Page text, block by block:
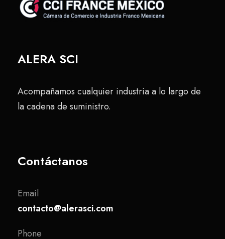
ALERA SCI
Acompañamos cualquier industria a lo largo de
la cadena de suministro.
Contáctanos
Email
contacto@alerasci.com
Phone